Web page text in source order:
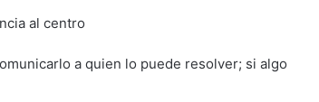
al centro
a quien lo puede resolver; si algo